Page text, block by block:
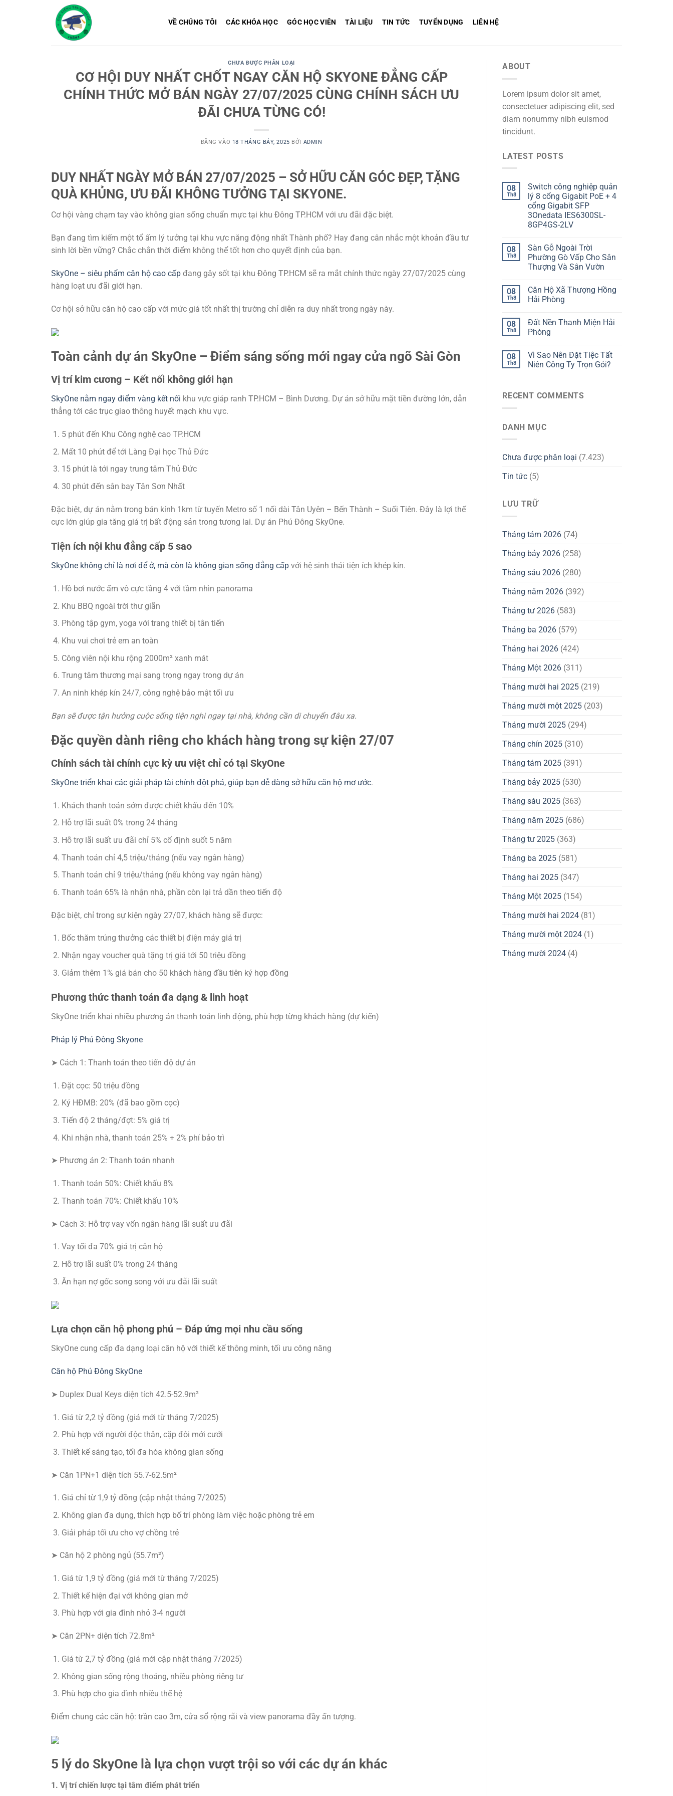
VỀ CHÚNG TÔI CÁC KHÓA HỌC GÓC HỌC VIÊN TÀI LIỆU TIN TỨC TUYỂN DỤNG LIÊN HỆ
CHƯA ĐƯỢC PHÂN LOẠI
CƠ HỘI DUY NHẤT CHỐT NGAY CĂN HỘ SKYONE ĐẲNG CẤP
CHÍNH THỨC MỞ BÁN NGÀY 27/07/2025 CÙNG CHÍNH SÁCH ƯU
ĐÃI CHƯA TỪNG CÓ!
ĐĂNG VÀO 18 THÁNG BẢY, 2025 BỞI ADMIN
DUY NHẤT NGÀY MỞ BÁN 27/07/2025 – SỞ HỮU CĂN GÓC ĐẸP, TẶNG
QUÀ KHỦNG, ƯU ĐÃI KHÔNG TƯỞNG TẠI SKYONE.
Cơ hội vàng chạm tay vào không gian sống chuẩn mực tại khu Đông TP.HCM với ưu đãi đặc biệt.
Bạn đang tìm kiếm một tổ ấm lý tưởng tại khu vực năng động nhất Thành phố? Hay đang cân nhắc một khoản đầu tư
sinh lời bền vững? Chắc chắn thời điểm không thể tốt hơn cho quyết định của bạn.
SkyOne – siêu phẩm căn hộ cao cấp đang gây sốt tại khu Đông TP.HCM sẽ ra mắt chính thức ngày 27/07/2025 cùng
hàng loạt ưu đãi giới hạn.
Cơ hội sở hữu căn hộ cao cấp với mức giá tốt nhất thị trường chỉ diễn ra duy nhất trong ngày này.
Toàn cảnh dự án SkyOne – Điểm sáng sống mới ngay cửa ngõ Sài Gòn
Vị trí kim cương – Kết nối không giới hạn
SkyOne nằm ngay điểm vàng kết nối khu vực giáp ranh TP.HCM – Bình Dương. Dự án sở hữu mặt tiền đường lớn, dẫn
thẳng tới các trục giao thông huyết mạch khu vực.
5 phút đến Khu Công nghệ cao TP.HCM
Mất 10 phút để tới Làng Đại học Thủ Đức
15 phút là tới ngay trung tâm Thủ Đức
30 phút đến sân bay Tân Sơn Nhất
Đặc biệt, dự án nằm trong bán kính 1km từ tuyến Metro số 1 nối dài Tân Uyên – Bến Thành – Suối Tiên. Đây là lợi thế
cực lớn giúp gia tăng giá trị bất động sản trong tương lai. Dự án Phú Đông SkyOne.
Tiện ích nội khu đẳng cấp 5 sao
SkyOne không chỉ là nơi để ở, mà còn là không gian sống đẳng cấp với hệ sinh thái tiện ích khép kín.
Hồ bơi nước ấm vô cực tầng 4 với tầm nhìn panorama
Khu BBQ ngoài trời thư giãn
Phòng tập gym, yoga với trang thiết bị tân tiến
Khu vui chơi trẻ em an toàn
Công viên nội khu rộng 2000m² xanh mát
Trung tâm thương mại sang trọng ngay trong dự án
An ninh khép kín 24/7, công nghệ bảo mật tối ưu
Bạn sẽ được tận hưởng cuộc sống tiện nghi ngay tại nhà, không cần di chuyển đâu xa.
Đặc quyền dành riêng cho khách hàng trong sự kiện 27/07
Chính sách tài chính cực kỳ ưu việt chỉ có tại SkyOne
SkyOne triển khai các giải pháp tài chính đột phá, giúp bạn dễ dàng sở hữu căn hộ mơ ước.
Khách thanh toán sớm được chiết khấu đến 10%
Hỗ trợ lãi suất 0% trong 24 tháng
Hỗ trợ lãi suất ưu đãi chỉ 5% cố định suốt 5 năm
Thanh toán chỉ 4,5 triệu/tháng (nếu vay ngân hàng)
Thanh toán chỉ 9 triệu/tháng (nếu không vay ngân hàng)
Thanh toán 65% là nhận nhà, phần còn lại trả dần theo tiến độ
Đặc biệt, chỉ trong sự kiện ngày 27/07, khách hàng sẽ được:
Bốc thăm trúng thưởng các thiết bị điện máy giá trị
Nhận ngay voucher quà tặng trị giá tới 50 triệu đồng
Giảm thêm 1% giá bán cho 50 khách hàng đầu tiên ký hợp đồng
Phương thức thanh toán đa dạng & linh hoạt
SkyOne triển khai nhiều phương án thanh toán linh động, phù hợp từng khách hàng (dự kiến)
Pháp lý Phú Đông Skyone
➤ Cách 1: Thanh toán theo tiến độ dự án
Đặt cọc: 50 triệu đồng
Ký HĐMB: 20% (đã bao gồm cọc)
Tiến độ 2 tháng/đợt: 5% giá trị
Khi nhận nhà, thanh toán 25% + 2% phí bảo trì
➤ Phương án 2: Thanh toán nhanh
Thanh toán 50%: Chiết khấu 8%
Thanh toán 70%: Chiết khấu 10%
➤ Cách 3: Hỗ trợ vay vốn ngân hàng lãi suất ưu đãi
Vay tối đa 70% giá trị căn hộ
Hỗ trợ lãi suất 0% trong 24 tháng
Ân hạn nợ gốc song song với ưu đãi lãi suất
Lựa chọn căn hộ phong phú – Đáp ứng mọi nhu cầu sống
SkyOne cung cấp đa dạng loại căn hộ với thiết kế thông minh, tối ưu công năng
Căn hộ Phú Đông SkyOne
➤ Duplex Dual Keys diện tích 42.5-52.9m²
Giá từ 2,2 tỷ đồng (giá mới từ tháng 7/2025)
Phù hợp với người độc thân, cặp đôi mới cưới
Thiết kế sáng tạo, tối đa hóa không gian sống
➤ Căn 1PN+1 diện tích 55.7-62.5m²
Giá chỉ từ 1,9 tỷ đồng (cập nhật tháng 7/2025)
Không gian đa dụng, thích hợp bố trí phòng làm việc hoặc phòng trẻ em
Giải pháp tối ưu cho vợ chồng trẻ
➤ Căn hộ 2 phòng ngủ (55.7m²)
Giá từ 1,9 tỷ đồng (giá mới từ tháng 7/2025)
Thiết kế hiện đại với không gian mở
Phù hợp với gia đình nhỏ 3-4 người
➤ Căn 2PN+ diện tích 72.8m²
Giá từ 2,7 tỷ đồng (giá mới cập nhật tháng 7/2025)
Không gian sống rộng thoáng, nhiều phòng riêng tư
Phù hợp cho gia đình nhiều thế hệ
Điểm chung các căn hộ: trần cao 3m, cửa sổ rộng rãi và view panorama đầy ấn tượng.
5 lý do SkyOne là lựa chọn vượt trội so với các dự án khác
1. Vị trí chiến lược tại tâm điểm phát triển
ABOUT
Lorem ipsum dolor sit amet,
consectetuer adipiscing elit, sed
diam nonummy nibh euismod
tincidunt.
LATEST POSTS
08
Th8
Switch công nghiệp quản
lý 8 cổng Gigabit PoE + 4
cổng Gigabit SFP
3Onedata IES6300SL-
8GP4GS-2LV
08
Th8
Sàn Gỗ Ngoài Trời
Phường Gò Vấp Cho Sân
Thượng Và Sân Vườn
08
Th8
Căn Hộ Xã Thượng Hồng
Hải Phòng
08
Th8
Đất Nền Thanh Miện Hải
Phòng
08
Th8
Vì Sao Nên Đặt Tiệc Tất
Niên Công Ty Trọn Gói?
RECENT COMMENTS
DANH MỤC
Chưa được phân loại (7.423)
Tin tức (5)
LƯU TRỮ
Tháng tám 2026 (74)
Tháng bảy 2026 (258)
Tháng sáu 2026 (280)
Tháng năm 2026 (392)
Tháng tư 2026 (583)
Tháng ba 2026 (579)
Tháng hai 2026 (424)
Tháng Một 2026 (311)
Tháng mười hai 2025 (219)
Tháng mười một 2025 (203)
Tháng mười 2025 (294)
Tháng chín 2025 (310)
Tháng tám 2025 (391)
Tháng bảy 2025 (530)
Tháng sáu 2025 (363)
Tháng năm 2025 (686)
Tháng tư 2025 (363)
Tháng ba 2025 (581)
Tháng hai 2025 (347)
Tháng Một 2025 (154)
Tháng mười hai 2024 (81)
Tháng mười một 2024 (1)
Tháng mười 2024 (4)